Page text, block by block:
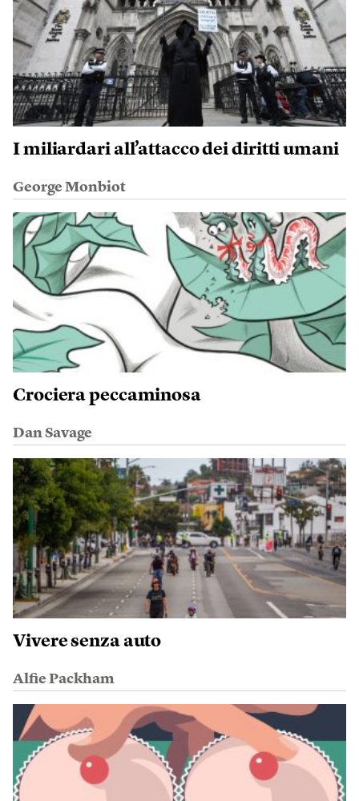
I miliardari all’attacco dei diritti umani
George Monbiot
Crociera peccaminosa
Dan Savage
Vivere senza auto
Alfie Packham